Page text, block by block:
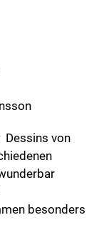
Dessins von
besonders